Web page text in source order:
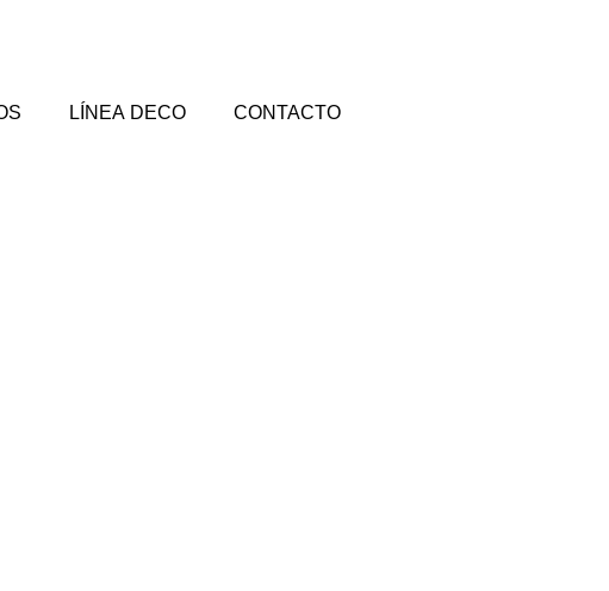
LÍNEA DECO CONTACTO